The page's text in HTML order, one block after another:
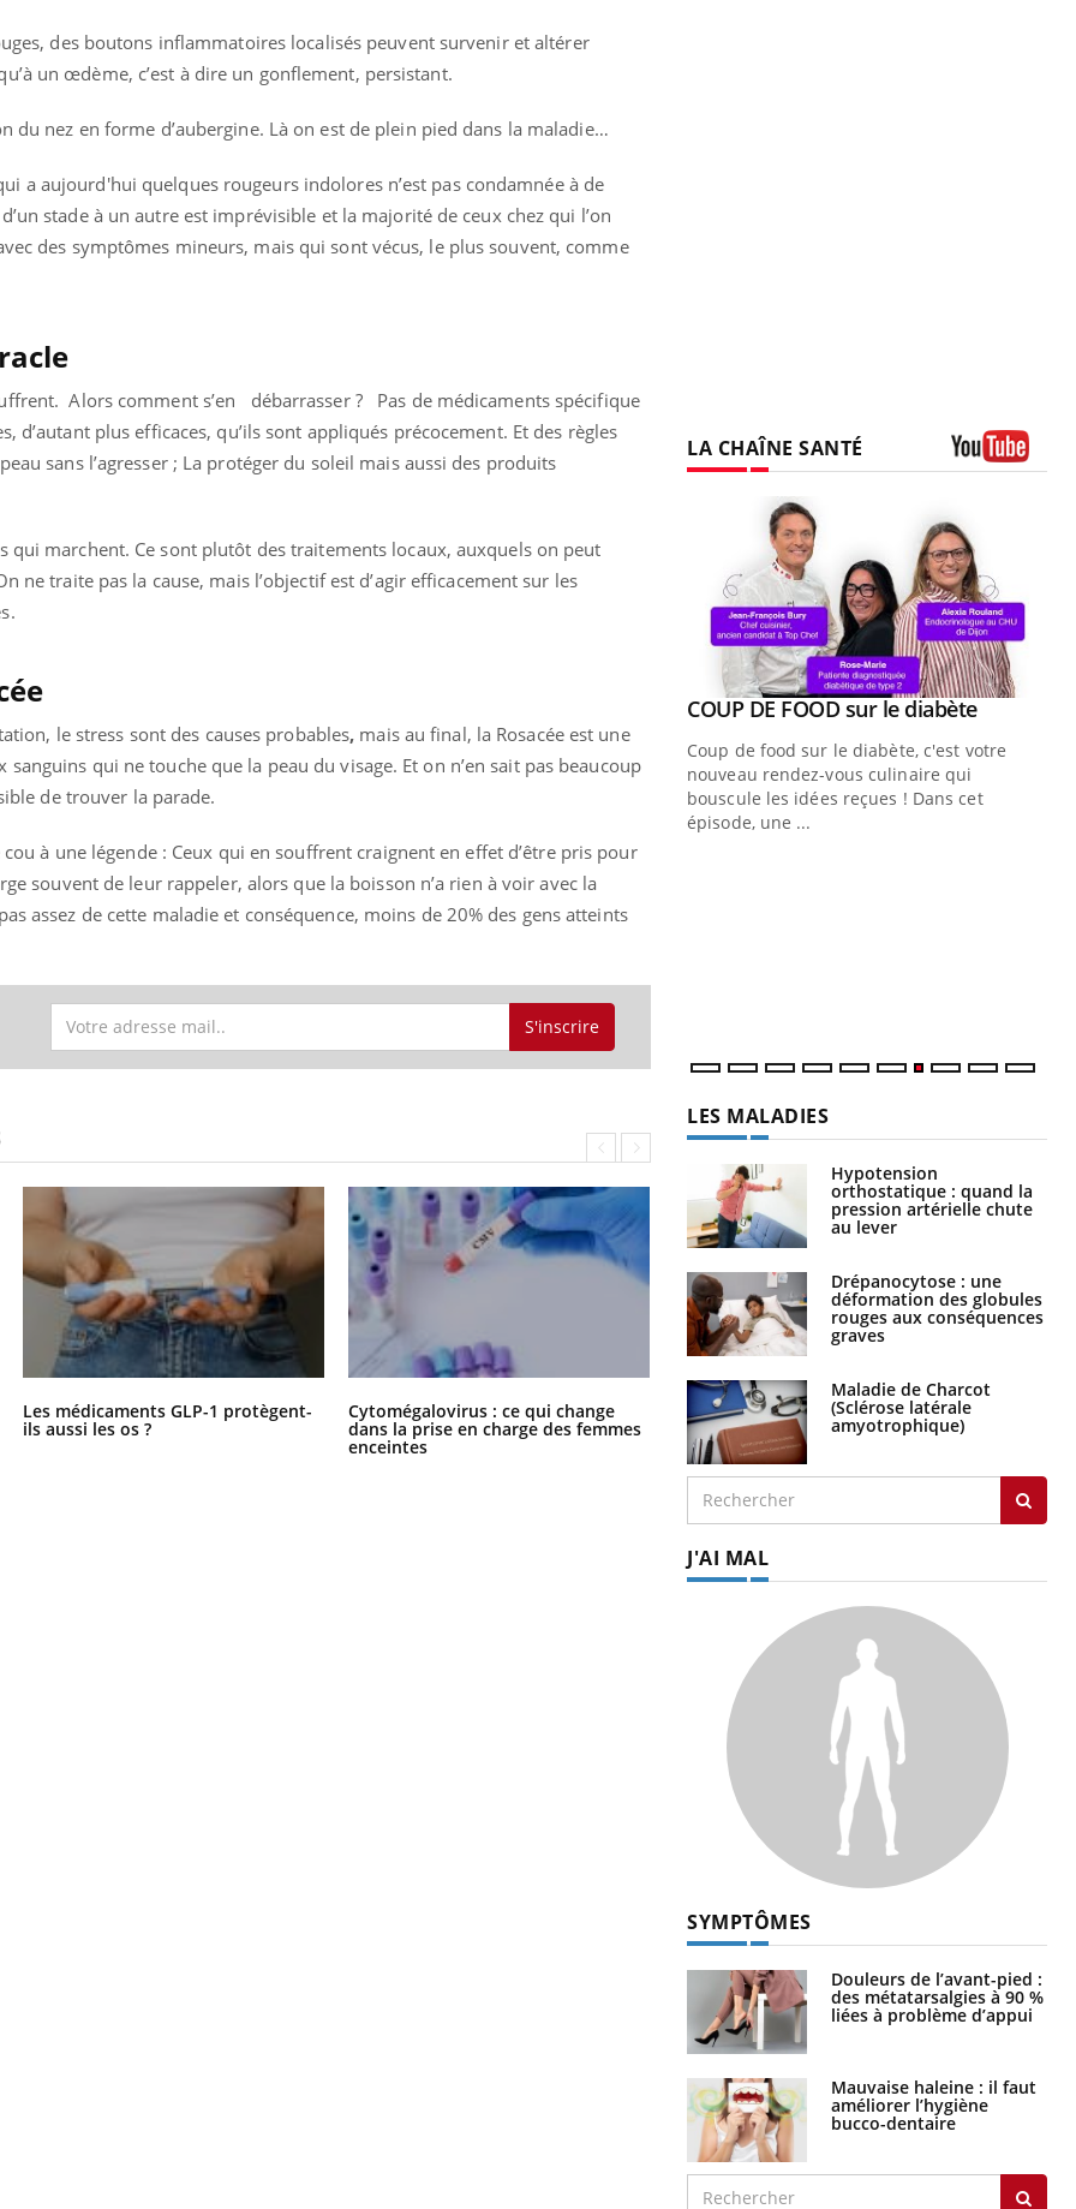
des boutons inflammatoires localisés peuvent survenir et altérer
un œdème, c’est à dire un gonflement, persistant.
du nez en forme d’aubergine. Là on est de plein pied dans la maladie…
a aujourd'hui quelques rougeurs indolores n’est pas condamnée à de
stade à un autre est imprévisible et la majorité de ceux chez qui l’on
des symptômes mineurs, mais qui sont vécus, le plus souvent, comme
Alors comment s’en débarrasser ? Pas de médicaments spécifique
d’autant plus efficaces, qu’ils sont appliqués précocement. Et des règles
sans l’agresser ; La protéger du soleil mais aussi des produits
qui marchent. Ce sont plutôt des traitements locaux, auxquels on peut
ne traite pas la cause, mais l’objectif est d’agir efficacement sur les
le stress sont des causes probables, mais au final, la Rosacée est une
qui ne touche que la peau du visage. Et on n’en sait pas beaucoup
de trouver la parade.
à une légende : Ceux qui en souffrent craignent en effet d’être pris pour
souvent de leur rappeler, alors que la boisson n’a rien à voir avec la
assez de cette maladie et conséquence, moins de 20% des gens atteints
S'inscrire
Les médicaments GLP-1 protègent-
ils aussi les os ?
Cytomégalovirus : ce qui change
dans la prise en charge des femmes
enceintes
La sieste empêche-t-elle de dormir
la nuit ?
LA CHAÎNE SANTÉ
jumeau numérique » pour
l’accès à la médecine
Youtube
lié à un groupe
: l'utilisation d'un « jumeau
» permet ...
Youtube
COUP DE FOOD sur le diabèteYoutube
Coup de food sur le diabète, c'est votre
nouveau rendez-vous culinaire qui
bouscule les idées reçues ! Dans cet
épisode, une ...
Youtube
Quand l’entreprise mise sur le bien
"Les rendez-vous de la santé et de la
qualité de vie au travail" de Pourquoi
Docteur reçoivent Régis Blugeon, DRH et
LES MALADIES
Hypotension
orthostatique : quand la
pression artérielle chute
au lever
Drépanocytose : une
déformation des globules
rouges aux conséquences
graves
Maladie de Charcot
(Sclérose latérale
amyotrophique)
J'AI MAL
SYMPTÔMES
Douleurs de l’avant-pied :
des métatarsalgies à 90 %
liées à problème d’appui
Mauvaise haleine : il faut
améliorer l’hygiène
bucco-dentaire